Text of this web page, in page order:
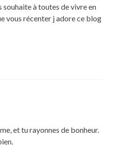
souhaite à toutes de vivre en
vous récenter j adore ce blog
et tu rayonnes de bonheur.